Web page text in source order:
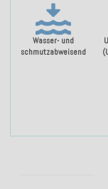
Wasser- und
schmutzabweisend